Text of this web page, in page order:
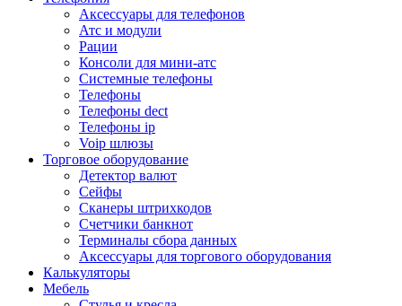
Замки
Терминалы доступа
Охранно-пожарная сигнализация
Коннекторы и розетки
Инструмент и садовая техника
Электро и пневмоинструмент
Аксессуары для пневмоинструментов
Гайковерты пневматические
Инструмент измерительный
Краскораспылители пневматические
Наборы пневматические
Пистолеты пневматические
Шуруповерты
Аксессуары для телефонов
Атс и модули
Рации
Консоли для мини-атс
Системные телефоны
Телефоны
Телефоны dect
Телефоны ip
Voip шлюзы
Торговое оборудование
Детектор валют
Сейфы
Сканеры штрихкодов
Счетчики банкнот
Терминалы сбора данных
Аксессуары для торгового оборудования
Калькуляторы
Мебель